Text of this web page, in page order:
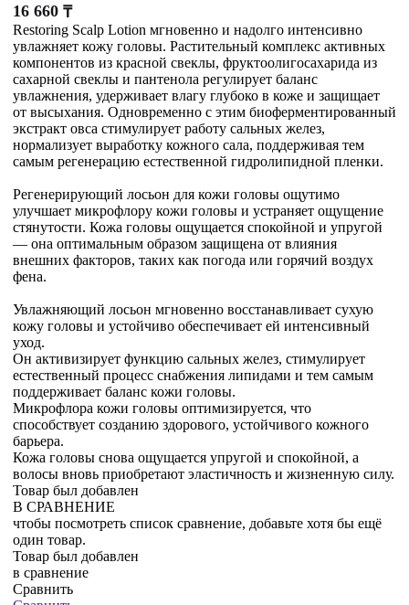
16 660 ₸
Restoring Scalp Lotion мгновенно и надолго интенсивно
увлажняет кожу головы. Растительный комплекс активных
компонентов из красной свеклы, фруктоолигосахарида из
сахарной свеклы и пантенола регулирует баланс
увлажнения, удерживает влагу глубоко в коже и защищает
от высыхания. Одновременно с этим биоферментированный
экстракт овса стимулирует работу сальных желез,
нормализует выработку кожного сала, поддерживая тем
самым регенерацию естественной гидролипидной пленки.
Регенерирующий лосьон для кожи головы ощутимо
улучшает микрофлору кожи головы и устраняет ощущение
стянутости. Кожа головы ощущается спокойной и упругой
— она оптимальным образом защищена от влияния
внешних факторов, таких как погода или горячий воздух
фена.
Увлажняющий лосьон мгновенно восстанавливает сухую
кожу головы и устойчиво обеспечивает ей интенсивный
уход.
Он активизирует функцию сальных желез, стимулирует
естественный процесс снабжения липидами и тем самым
поддерживает баланс кожи головы.
Микрофлора кожи головы оптимизируется, что
способствует созданию здорового, устойчивого кожного
барьера.
Кожа головы снова ощущается упругой и спокойной, а
волосы вновь приобретают эластичность и жизненную силу.
Товар был добавлен
В СРАВНЕНИЕ
чтобы посмотреть список сравнение, добавьте хотя бы ещё
один товар.
Товар был добавлен
в сравнение
Сравнить